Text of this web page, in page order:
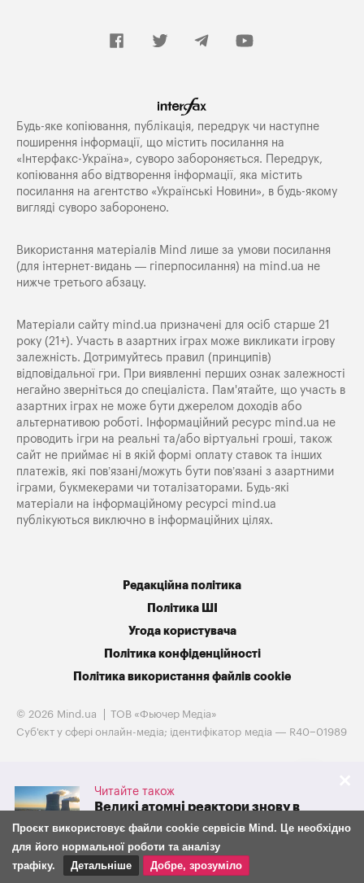
Читайте також
Великі атомні реактори знову в
грі. Westinghouse готується до
IPO на тлі потужної підтримки
адміністрації Трампа
Будь-яке копiювання, публiкацiя, передрук чи наступне
поширення iнформацiї, що мiстить посилання на
«Iнтерфакс-Україна», суворо забороняється. Передрук,
копіювання або відтворення інформації, яка містить
посилання на агентство «Українські Новини», в будь-якому
вигляді суворо заборонено.
Використання матеріалів Mind лише за умови посилання
(для інтернет-видань — гіперпосилання) на mind.ua не
нижче третього абзацу.
Матеріали сайту mind.ua призначені для осіб старше 21
року (21+). Участь в азартних іграх може викликати ігрову
залежність. Дотримуйтесь правил (принципів)
відповідальної гри. При виявленні перших ознак залежності
негайно зверніться до спеціаліста. Пам'ятайте, що участь в
азартних іграх не може бути джерелом доходів або
альтернативою роботі. Інформаційний ресурс mind.ua не
проводить ігри на реальні та/або віртуальні гроші, також
сайт не приймає ні в якій формі оплату ставок та інших
платежів, які пов’язані/можуть бути пов’язані з азартними
іграми, букмекерами чи тоталізаторами. Будь-які
матеріали на інформаційному ресурсі mind.ua
публікуються виключно в інформаційних цілях.
Редакційна політика
Політика ШІ
Угода користувача
Політика конфіденційності
Політика використання файлів cookie
© 2026 Mind.ua
ТОВ «Фьючер Медiа»
Cуб'єкт у сфері онлайн-медіа; ідентифікатор медіа — R40−01989
Проєкт використовує файли cookie сервісів Mind. Це необхідно
для його нормальної роботи та аналізу
трафіку.
Детальніше Добре, зрозуміло